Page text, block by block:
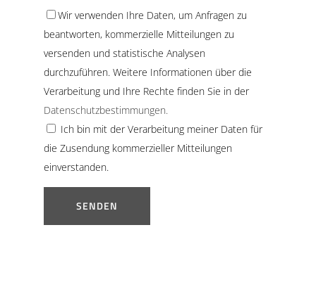
Wir verwenden Ihre Daten, um Anfragen zu
beantworten, kommerzielle Mitteilungen zu
versenden und statistische Analysen
durchzuführen. Weitere Informationen über die
Verarbeitung und Ihre Rechte finden Sie in der
Datenschutzbestimmungen.
Ich bin mit der Verarbeitung meiner Daten für
die Zusendung kommerzieller Mitteilungen
einverstanden.